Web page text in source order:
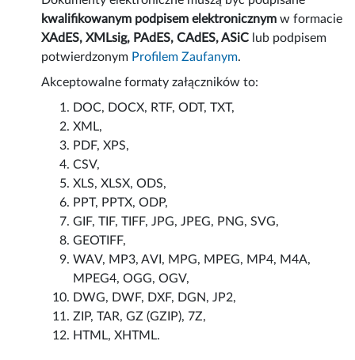
kwalifikowanym podpisem elektronicznymw formacie
XAdES, XMLsig, PAdES, CAdES, ASiC lub podpisem
potwierdzonym Profilem Zaufanym.
Akceptowalne formaty załączników to:
DOC, DOCX, RTF, ODT, TXT,
XML,
PDF, XPS,
CSV,
XLS, XLSX, ODS,
PPT, PPTX, ODP,
GIF, TIF, TIFF, JPG, JPEG, PNG, SVG,
GEOTIFF,
WAV, MP3, AVI, MPG, MPEG, MP4, M4A,
MPEG4, OGG, OGV,
DWG, DWF, DXF, DGN, JP2,
ZIP, TAR, GZ (GZIP), 7Z,
HTML, XHTML.